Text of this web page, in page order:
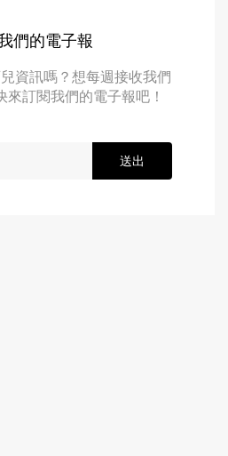
們的電子報
資訊嗎？想每週接收我們
來訂閱我們的電子報吧！
送出